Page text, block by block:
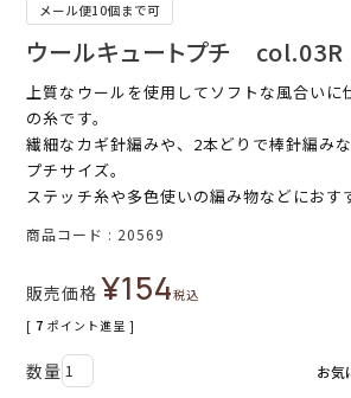
メール便10個まで可
ウールキュートプチ col.03R
上質なウールを使用してソフトな風合いに
の糸です。
繊細なカギ針編みや、2本どりで棒針編み
プチサイズ。
ステッチ糸や多色使いの編み物などにおす
商品コード 20569
販売価格 ¥154税込
[ 7 ポイント進呈 ]
お気